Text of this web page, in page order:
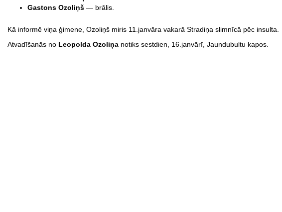
Gastons Ozoliņš — brālis.
Kā informē viņa ģimene, Ozoliņš miris 11.janvāra vakarā Stradiņa slimnīcā pēc insulta.
Atvadīšanās no Leopolda Ozoliņa notiks sestdien, 16.janvārī, Jaundubultu kapos.